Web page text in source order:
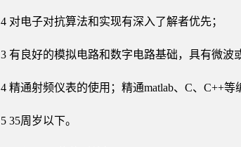
4 对电子对抗算法和实现有深入了解者优先；
3 有良好的模拟电路和数字电路基础，具有微波
4 精通射频仪表的使用；精通matlab、C、C++
5 35周岁以下。